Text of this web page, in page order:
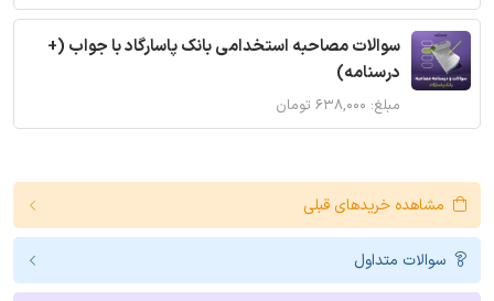
سوالات مصاحبه استخدامی بانک پاسارگاد با جواب (+
درسنامه)
مبلغ: ۶۳۸,۰۰۰ تومان
مشاهده خریدهای قبلی
سوالات متداول